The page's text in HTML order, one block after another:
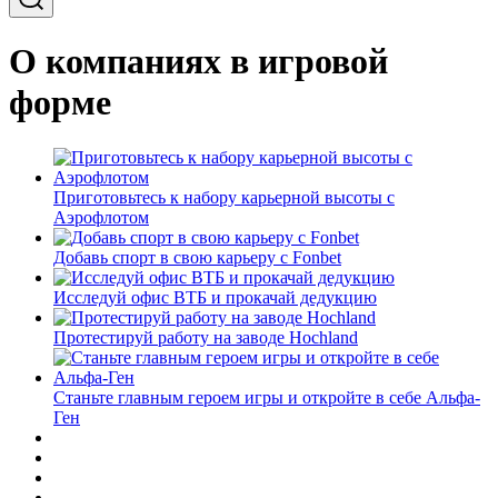
О компаниях в игровой
форме
Приготовьтесь к набору карьерной высоты с
Аэрофлотом
Добавь спорт в свою карьеру с Fonbet
Исследуй офис ВТБ и прокачай дедукцию
Протестируй работу на заводе Hochland
Станьте главным героем игры и откройте в себе Альфа-
Ген